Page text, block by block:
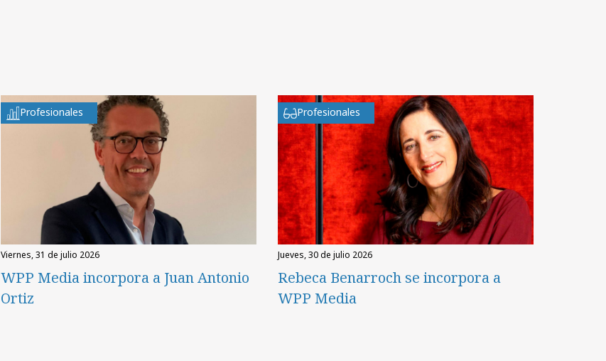
Profesionales
viernes, 31 de julio 2026
WPP Media incorpora a Juan Antonio
Ortiz
Profesionales
jueves, 30 de julio 2026
Rebeca Benarroch se incorpora a
WPP Media